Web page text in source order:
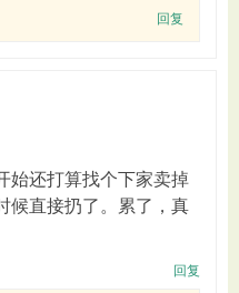
回复
始还打算找个下家卖掉
候直接扔了。累了，真
回复